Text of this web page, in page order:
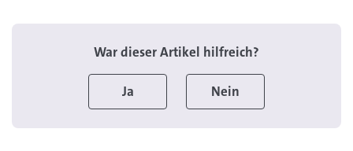
War dieser Artikel hilfreich?
Ja Nein